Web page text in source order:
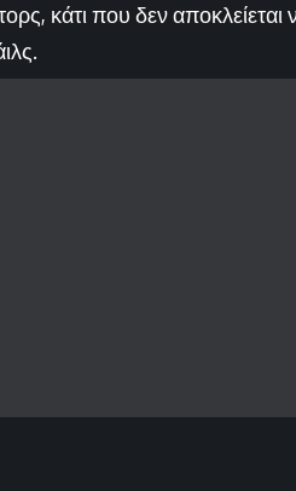
κάτι που δεν αποκλείεται